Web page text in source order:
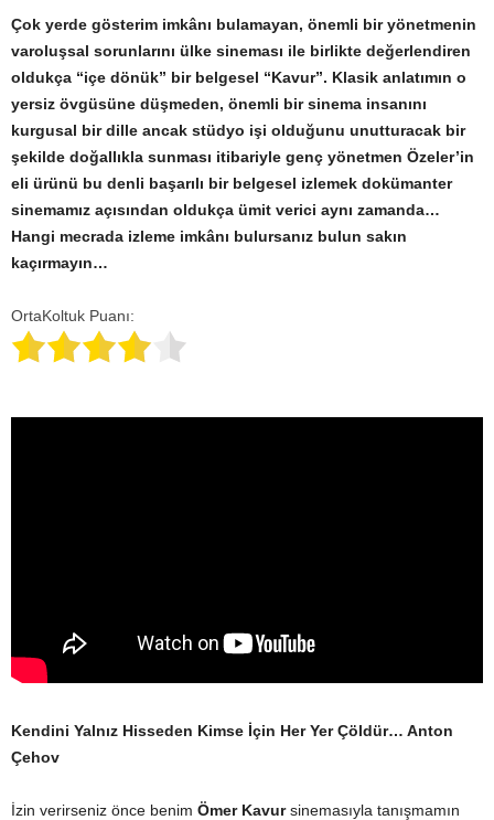
Çok yerde gösterim imkânı bulamayan, önemli bir yönetmenin
varoluşsal sorunlarını ülke sineması ile birlikte değerlendiren
oldukça “içe dönük” bir belgesel “Kavur”. Klasik anlatımın o
yersiz övgüsüne düşmeden, önemli bir sinema insanını
kurgusal bir dille ancak stüdyo işi olduğunu unutturacak bir
şekilde doğallıkla sunması itibariyle genç yönetmen Özeler’in
eli ürünü bu denli başarılı bir belgesel izlemek dokümanter
sinemamız açısından oldukça ümit verici aynı zamanda…
Hangi mecrada izleme imkânı bulursanız bulun sakın
kaçırmayın…
OrtaKoltuk Puanı:
Kendini Yalnız Hisseden Kimse İçin Her Yer Çöldür… Anton
Çehov
İzin verirseniz önce benim Ömer Kavursinemasıyla tanışmamın